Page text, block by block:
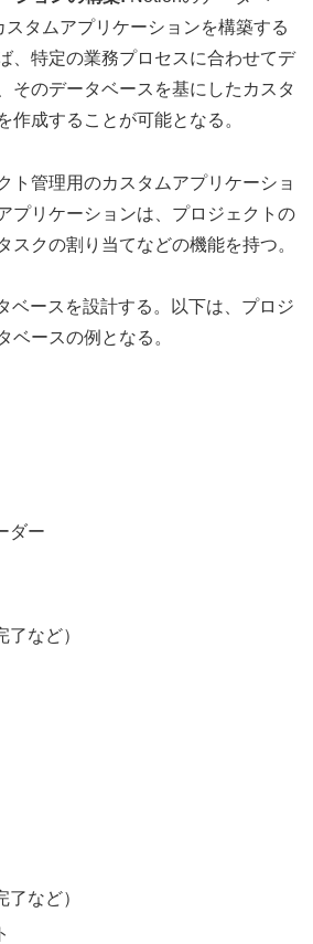
スタムアプリケーションを構築する
、特定の業務プロセスに合わせてデ
そのデータベースを基にしたカスタ
作成することが可能となる。
ト管理用のカスタムアプリケーショ
プリケーションは、プロジェクトの
スクの割り当てなどの機能を持つ。
ベースを設計する。以下は、プロジ
ベースの例となる。
ダー
など）
など）